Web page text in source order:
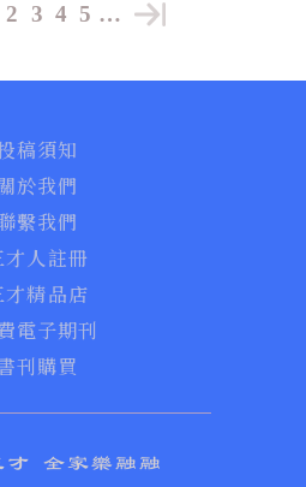
2 3 4 5 …
稿須知
於我們
繫我們
才人註冊
才精品店
電子期刊
刊購買
才 全家樂融融